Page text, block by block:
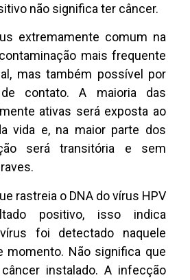
não significa ter câncer.
extremamente comum na
mais frequente
mas também possível por
contato. A maioria das
ativas será exposta ao
vida e, na maior parte dos
será transitória e sem
rastreia o DNA do vírus HPV
positivo, isso indica
foi detectado naquele
momento. Não significa que
instalado. A infecção